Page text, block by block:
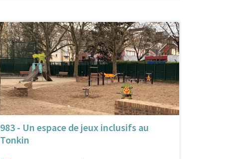
983 - Un espace de jeux inclusifs au
Tonkin